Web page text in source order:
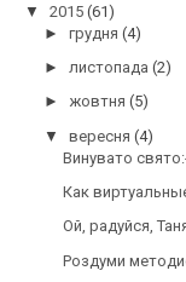
▼
2015 (61)
► грудня (4)
► листопада (2)
► жовтня (5)
▼
вересня (4)
Винувато
Как
Ой, радуйся,
Роздуми